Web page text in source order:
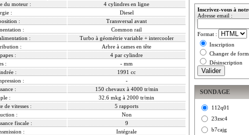
du moteur :
4 cylindres en ligne
:
Diesel
:
Transversal avant
:
Common rail
:
Turbo à géométrie variable + intercooler
:
Arbre à cames en tête
:
4 par cylindre
:
- mm
:
1991 cc
:
-
:
150 chevaux à 4000 tr/min
:
32.6 mkg à 2000 tr/min
de vitesses :
5 rapports
:
Non
fiscale :
9
:
Intégrale
Inscrivez-vous à
Adresse email :
Format :
Inscription
Changer de
Désinscription
SONDAGE
112q01
23zsc4
b7cajg